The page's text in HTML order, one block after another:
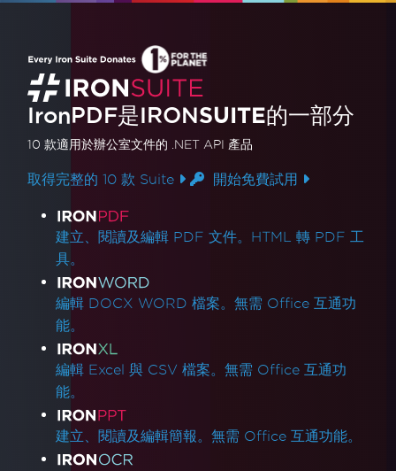
IronPDF是IRONSUITE的一部分
10 款適用於辦公室文件的 .NET API 產品
取得完整的 10 款 Suite 開始免費試用
產品連結
建立、閱讀及編輯 PDF 文件。HTML 轉 PDF 工
具。
編輯 DOCX WORD 檔案。無需 Office 互通功
能。
編輯 Excel 與 CSV 檔案。無需 Office 互通功
能。
建立、閱讀及編輯簡報。無需 Office 互通功能。